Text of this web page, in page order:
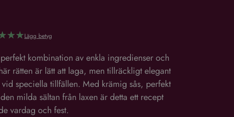
☆☆Lägg betyg
kombination av enkla ingredienser och
rätten är lätt att laga, men tillräckligt elegant
speciella tillfällen. Med krämig sås, perfekt
milda sältan från laxen är detta ett recept
vardag och fest.